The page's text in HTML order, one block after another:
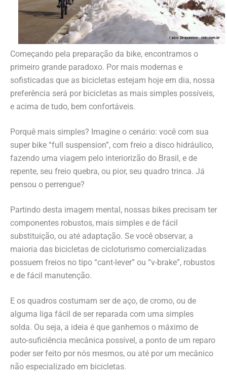
Começando pela preparação da bike, encontramos o
primeiro grande paradoxo. Por mais modernas e
sofisticadas que as bicicletas estejam hoje em dia, nossa
preferência será por bicicletas as mais simples possíveis,
e acima de tudo, bem confortáveis.
Porquê mais simples? Imagine o cenário: você com sua
super bike “full suspension”, com freio a disco hidráulico,
fazendo uma viagem pelo interiorizão do Brasil, e de
repente, seu freio quebra, ou pior, seu quadro trinca. Já
pensou o perrengue?
Partindo desta imagem mental, nossas bikes precisam ter
componentes robustos, mais simples e de fácil
substituição, ou até adaptação. Se você observar, a
maioria das bicicletas de cicloturismo comercializadas
possuem freios no tipo “cant-lever” ou “v-brake”, robustos
e de fácil manutenção.
E os quadros costumam ser de aço, de cromo, ou de
alguma liga fácil de ser reparada com uma simples
solda. Ou seja, a ideia é que ganhemos o máximo de
auto-suficiência mecânica possível, a ponto de um reparo
poder ser feito por nós mesmos, ou até por um mecânico
não especializado em bicicletas.